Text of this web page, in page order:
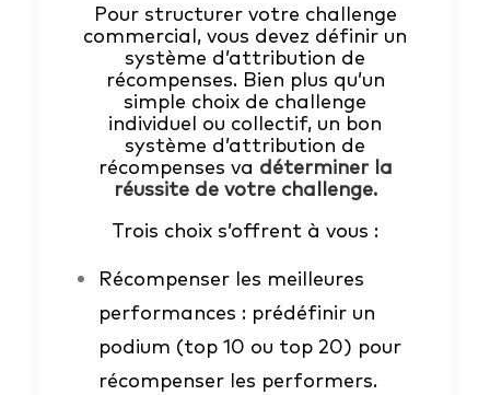
Pour structurer votre challenge
commercial, vous devez définir un
système d’attribution de
récompenses. Bien plus qu’un
simple choix de challenge
individuel ou collectif, un bon
système d’attribution de
récompenses va déterminer la
réussite de votre challenge.
Trois choix s’offrent à vous :
Récompenser les meilleures
performances : prédéfinir un
podium (top 10 ou top 20) pour
récompenser les performers.